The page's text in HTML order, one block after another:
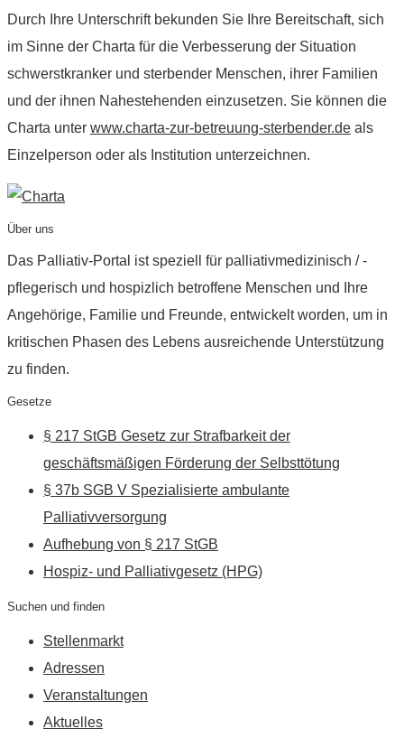
Durch Ihre Unterschrift bekunden Sie Ihre Bereitschaft, sich
im Sinne der Charta für die Verbesserung der Situation
schwerstkranker und sterbender Menschen, ihrer Familien
und der ihnen Nahestehenden einzusetzen. Sie können die
Charta unter www.charta-zur-betreuung-sterbender.de als
Einzelperson oder als Institution unterzeichnen.
Über uns
Das Palliativ-Portal ist speziell für palliativmedizinisch / -
pflegerisch und hospizlich betroffene Menschen und Ihre
Angehörige, Familie und Freunde, entwickelt worden, um in
kritischen Phasen des Lebens ausreichende Unterstützung
zu finden.
Gesetze
§ 217 StGB Gesetz zur Strafbarkeit der
geschäftsmäßigen Förderung der Selbsttötung
§ 37b SGB V Spezialisierte ambulante
Palliativversorgung
Aufhebung von § 217 StGB
Hospiz- und Palliativgesetz (HPG)
Suchen und finden
Stellenmarkt
Adressen
Veranstaltungen
Aktuelles